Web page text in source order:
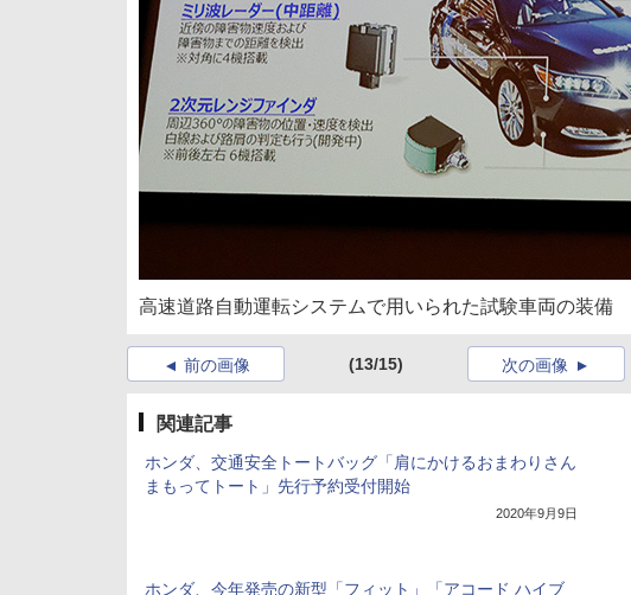
高速道路自動運転システムで用いられた試験車両の装備
前の画像 (13/15) 次の画像
関連記事
ホンダ、交通安全トートバッグ「肩にかけるおまわりさん
まもってトート」先行予約受付開始
2020年9月9日
ホンダ、今年発売の新型「フィット」「アコード ハイブ